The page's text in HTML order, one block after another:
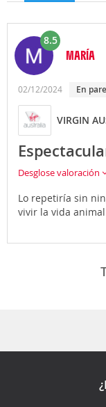
8.5
MARÍA
02/12/2024 En
VIRGIN
Desglose valoración
Lo repetiría sin
vivir la vida